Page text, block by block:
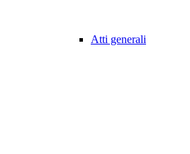
Atti generali